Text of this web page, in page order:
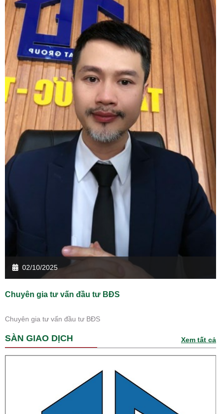
02/10/2025
Chuyên gia tư vấn đầu tư BĐS
Chuyên gia tư vấn đầu tư BĐS
SÀN GIAO DỊCH Xem tất cả